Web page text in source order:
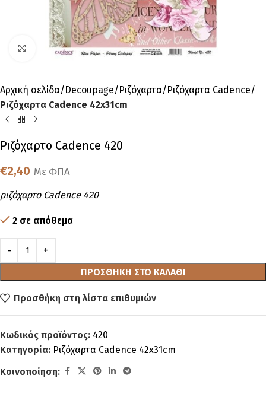
Click to enlarge
Αρχική σελίδα Decoupage Ριζόχαρτα Ριζόχαρτα Cadence
Ριζόχαρτα Cadence 42x31cm
Ριζόχαρτο Cadence 420
€2,40 Με ΦΠΑ
ριζόχαρτο Cadence 420
2 σε απόθεμα
ΠΡΟΣΘΉΚΗ ΣΤΟ ΚΑΛΆΘΙ
Προσθήκη στη λίστα επιθυμιών
Κωδικός προϊόντος: 420
Κατηγορία: Ριζόχαρτα Cadence 42x31cm
Κοινοποίηση: